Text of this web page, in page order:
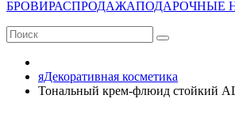
БРОВИРАСПРОДАЖАПОДАРОЧНЫЕ
яДекоративная косметика
Тональный крем-флюид стойкий